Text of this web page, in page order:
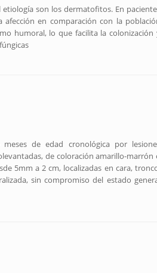
son los dermatofitos. En
en comparación con la
humoral, lo que facilita la colonización
de edad cronológica por
de coloración amarillo-marrón
5mm a 2 cm, localizadas en cara,
sin compromiso del estado